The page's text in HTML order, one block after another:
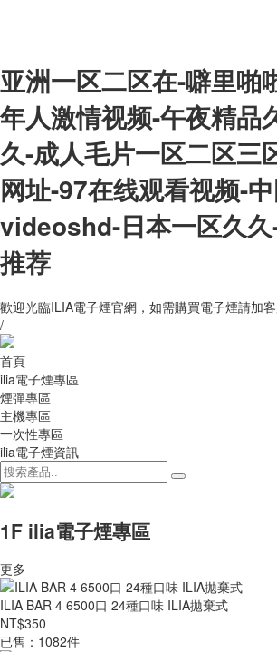
亚洲一区二区在-噼里啪
年人激情视频-午夜精品
久-成人毛片一区二区三
网址-97在线观看视频-
videoshd-日本一区久
推荐
歡迎光臨ILIA電子煙官網，如需購買電子煙請加
/
首頁
ilia電子煙專區
煙彈專區
主機專區
一次性專區
ilia電子煙資訊
1F ilia電子煙專區
更多
ILIA BAR 4 6500口 24種口味 ILIA拋棄式
NT$350
已售：1082件